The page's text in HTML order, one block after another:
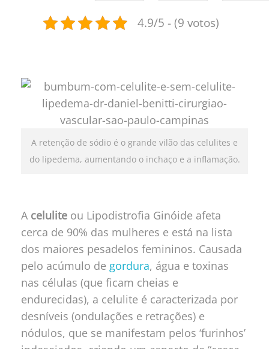
4.9/5 - (9 votos)
A retenção de sódio é o grande vilão das celulites e
do lipedema, aumentando o inchaço e a inflamação.
A celulite ou Lipodistrofia Ginóide afeta
cerca de 90% das mulheres e está na lista
dos maiores pesadelos femininos. Causada
pelo acúmulo de gordura, água e toxinas
nas células (que ficam cheias e
endurecidas), a celulite é caracterizada por
desníveis (ondulações e retrações) e
nódulos, que se manifestam pelos ‘furinhos’